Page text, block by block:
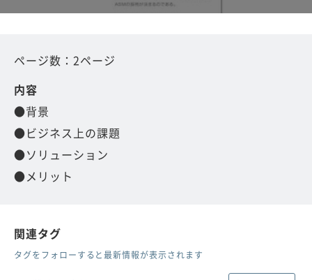
ページ数：2ページ
内容
●背景
●ビジネス上の課題
●ソリューション
●メリット
関連タグ
タグをフォローすると最新情報が表示されます